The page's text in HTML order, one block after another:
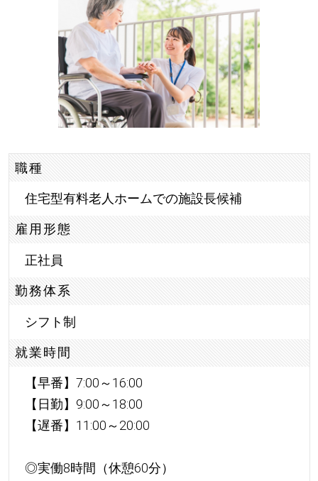
職種
住宅型有料老人ホームでの施設長候補
雇用形態
正社員
勤務体系
シフト制
就業時間
【早番】7:00～16:00
【日勤】9:00～18:00
【遅番】11:00～20:00
◎実働8時間（休憩60分）